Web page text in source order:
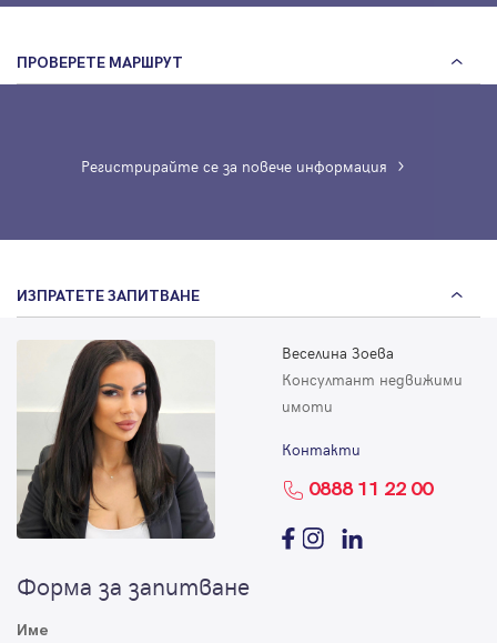
ПРОВЕРЕТЕ МАРШРУТ
Регистрирайте се за повече информация
ИЗПРАТЕТЕ ЗАПИТВАНЕ
Веселина Зоева
Консултант недвижими
имоти
Контакти
0888 11 22 00
Форма за запитване
Име